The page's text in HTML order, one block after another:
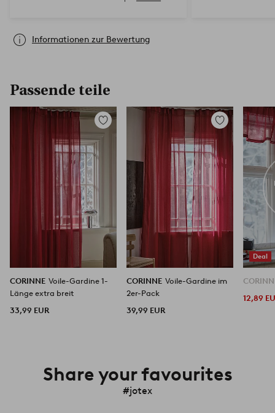
Informationen zur Bewertung
Passende teile
Zu
Favoriten
hinzufügen
CORINNE Voile-Gardine 1-
Länge extra breit
33,99 EUR
Zu
Favoriten
hinzufügen
CORINNE Voile-Gardine im
2er-Pack
39,99 EUR
Deal
12,89
Share your favourites
#jotex